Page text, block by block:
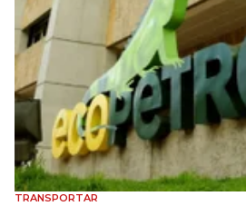
TRANSPORTAR